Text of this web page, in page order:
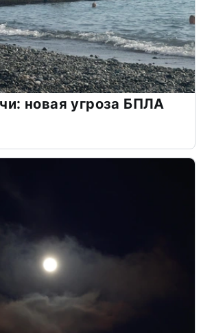
новая угроза БПЛА